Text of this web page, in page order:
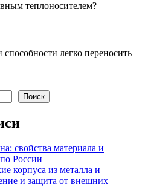
теплоносителем?
легко переносить
Поиск
свойства материала и
России
корпуса из металла и
и защита от внешних